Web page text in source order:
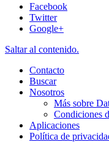
Facebook
Twitter
Google+
Saltar al contenido.
Contacto
Buscar
Nosotros
Más sobre
Condiciones
Aplicaciones
Política de